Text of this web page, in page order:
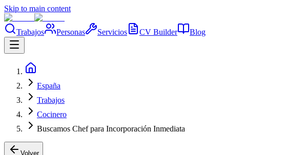
Skip to main content
Trabajos Personas Servicios CV Builder Blog
España
Trabajos
Cocinero
Buscamos Chef para Incorporación Inmediata
Volver